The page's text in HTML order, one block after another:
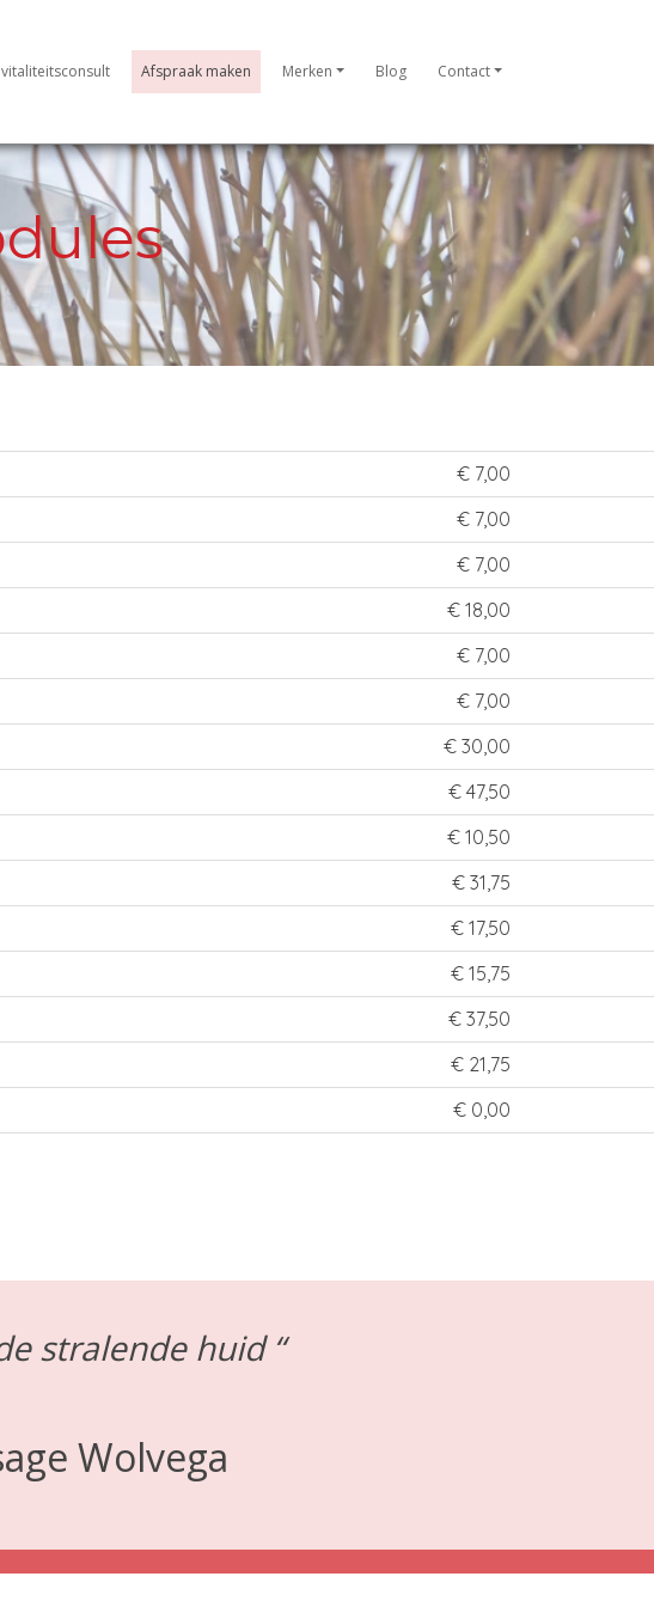
Afspraak maken Merken Blog Contact
€ 7,00
€ 7,00
€ 7,00
€ 18,00
€ 7,00
€ 7,00
€ 30,00
€ 47,50
€ 10,50
€ 31,75
€ 17,50
€ 15,75
€ 37,50
€ 21,75
€ 0,00
stralende huid “
Wolvega